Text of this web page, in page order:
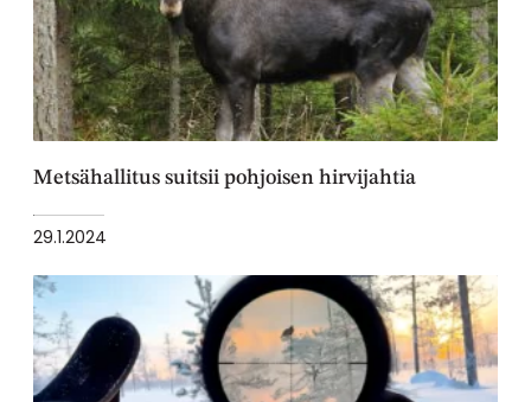
Metsähallitus suitsii pohjoisen hirvijahtia
29.1.2024